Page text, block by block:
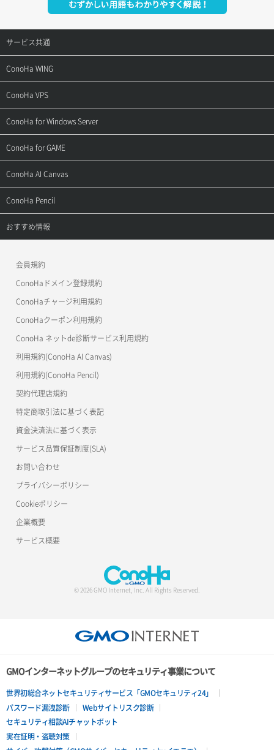
サービス共通
サポートトップ
ご契約・お支払い
用語集
お問い合わせ
ConoHa WING
サポートトップ
ご利用ガイド
お乗り換えガイド
よくある質問
ConoHa VPS
サポートトップ
ご利用ガイド
APIドキュメントVPS2.0
APIドキュメントVPS3.0
ConoHa for Windows Server
サポートトップ
ご利用ガイド
APIドキュメントVPS2.0
APIドキュメントVPS3.0
ConoHa for GAME
サポートトップ
ご利用ガイド
ConoHa AI Canvas
サポートトップ
ご利用ガイド
ConoHa Pencil
サポートトップ
おすすめ情報
美雲このは徹底ガイド
会員規約
ConoHaドメイン登録規約
ConoHaチャージ利用規約
ConoHaクーポン利用規約
ConoHa ネットde診断サービス利用規約
利用規約(ConoHa AI Canvas)
利用規約(ConoHa Pencil)
契約代理店規約
特定商取引法に基づく表記
資金決済法に基づく表示
サービス品質保証制度(SLA)
お問い合わせ
プライバシーポリシー
Cookieポリシー
企業概要
サービス概要
© 2026 GMO Internet, Inc. All Rights Reserved.
GMOインターネットグループのセキュリティ事業について
世界初総合ネットセキュリティサービス「GMOセキュリティ24」
パスワード漏洩診断
Webサイトリスク診断
セキュリティ相談AIチャットボット
実在証明・盗聴対策